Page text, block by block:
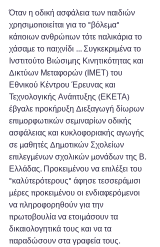
Όταν η οδική ασφάλεια των παιδιών
χρησιμοποιείται για το "βόλεμα"
κάποιων ανθρώπων τότε παλικάρια το
χάσαμε το παιχνίδι ... Συγκεκριμένα το
Ινστιτούτο Βιώσιμης Κινητικότητας και
Δικτύων Μεταφορών (ΙΜΕΤ) του
Εθνικού Κέντρου Έρευνας και
Τεχνολογικής Ανάπτυξης (ΕΚΕΤΑ)
έβγαλε προκήρυξη Διεξαγωγή δίωρων
επιμορφωτικών σεμιναρίων οδικής
ασφάλειας και κυκλοφοριακής αγωγής
σε μαθητές Δημοτικών Σχολείων
επιλεγμένων σχολικών μονάδων της Β.
Ελλάδας. Προκειμένου να επιλέξει του
"καλύτερότερους" άφησε τεσσεράμισι
μέρες προκειμένου οι ενδιαφερόμενοι
να πληροφορηθούν για την
πρωτοβουλία να ετοιμάσουν τα
δικαιολογητικά τους και να τα
παραδώσουν στα γραφεία τους.